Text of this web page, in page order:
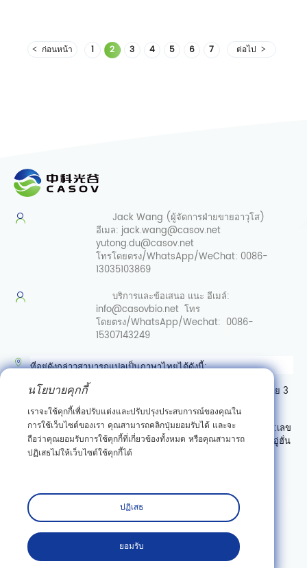
(CAS:
63231-
แบบ
เฉพาะ
ปฏิวัติ
ผิวอย่าง
แม่นยำ
ก่อนหน้า 1 2 3 4 5 6 7 ต่อไป
Jack Wang (ผู้จัดการฝ่ายขายอาวุโส)
อีเมล: jack.wang@casov.net
yutong.du@casov.net
โทรโดยตรง/WhatsApp/WeChat: 0086-
13035103869
บริการและข้อเสนอ แนะ อีเมล์:
info@casovbio.net โทร
โดยตรง/WhatsApp/Wechat: 0086-
15307143249
ที่อยู่ดังกล่าวสามารถแปลเป็นภาษาไทยได้ดังนี้:
ศูนย์นวัตกรรมชีววิทยาสังเคราะห์อู่ฮั่น เลขที่ 89 ถนนเกาเค่อหยวนสาย 3
เขตพัฒนาสินเชื่อเทคโนโลยีใหม่ตงหู อู่ฮั่น มณฑลหูเป่ย์
หรืออาจเขียนแบบมีลำดับที่อยู่ตามแบบไทย (จากเล็กไปใหญ่) ได้เป็น:เลข
ที่ 89 ถนนเกาเค่อหยวนสาย 3 เขตพัฒนาสินเชื่อเทคโนโลยีใหม่ตงหู อู่ฮั่น
มณฑลหูเป่ย์ ศูนย์นวัตกรรมชีววิทยาสังเคราะห์อู่ฮั่น
สมัครสมาชิก
นโยบายคุกกี้
เราจะใช้คุกกี้เพื่อปรับแต่งและปรับปรุงประสบการณ์ของคุณใน
การใช้เว็บไซต์ของเรา คุณสามารถคลิกปุ่มยอมรับได้ และจะ
ถือว่าคุณยอมรับการใช้คุกกี้ที่เกี่ยวข้องทั้งหมด หรือคุณสามารถ
ปฏิเสธไม่ให้เว็บไซต์ใช้คุกกี้ได้
ปฏิเสธ
ยอมรับ